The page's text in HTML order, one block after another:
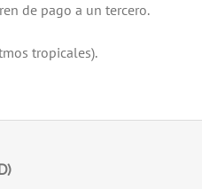
de pago a un tercero.
tropicales).